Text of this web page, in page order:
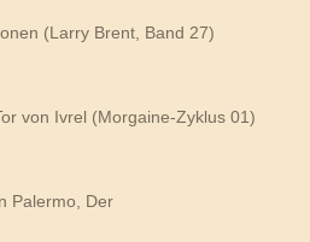
(Larry Brent, Band 27)
von Ivrel (Morgaine-Zyklus 01)
Palermo, Der